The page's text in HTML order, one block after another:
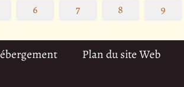
6 7 8 9
Plan du site Web